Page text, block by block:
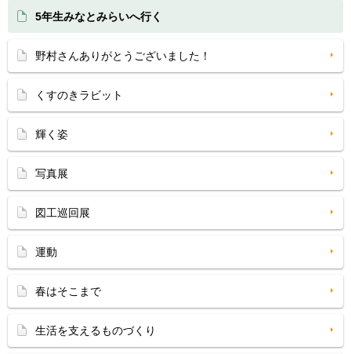
5年生みなとみらいへ行く
野村さんありがとうございました！
くすのきラビット
輝く姿
写真展
図工巡回展
運動
春はそこまで
生活を支えるものづくり